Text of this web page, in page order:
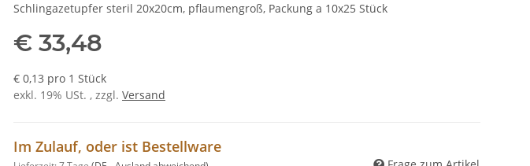
Schlingazetupfer steril 20x20cm, pflaumengroß, Packung a 10x25 Stück
€ 33,48
€ 0,13 pro 1 Stück
exkl. 19% USt. , zzgl. Versand
Im Zulauf, oder ist Bestellware